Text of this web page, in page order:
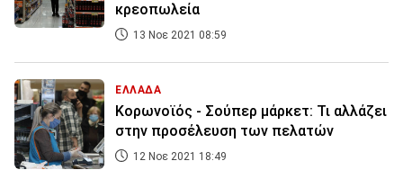
κρεοπωλεία
13 Νοε 2021 08:59
ΕΛΛΑΔΑ
Κορωνοϊός - Σούπερ μάρκετ: Τι αλλάζει
στην προσέλευση των πελατών
12 Νοε 2021 18:49